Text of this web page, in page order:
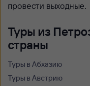
провести выходные.
Туры из
страны
Туры в Абхазию
Туры в Австрию